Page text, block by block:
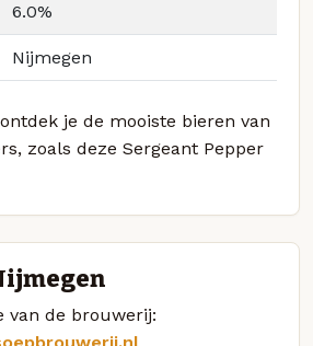
6.0%
Nijmegen
je de mooiste bieren van
zoals deze Sergeant Pepper
van de brouwerij: